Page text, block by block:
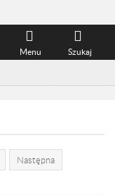
Szukaj
Menu
Następna